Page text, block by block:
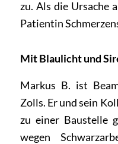
zu. Als die Ursache
Patientin
Mit Blaulicht und
Markus B. ist
Zolls. Er und sein
zu einer Baustelle
wegen